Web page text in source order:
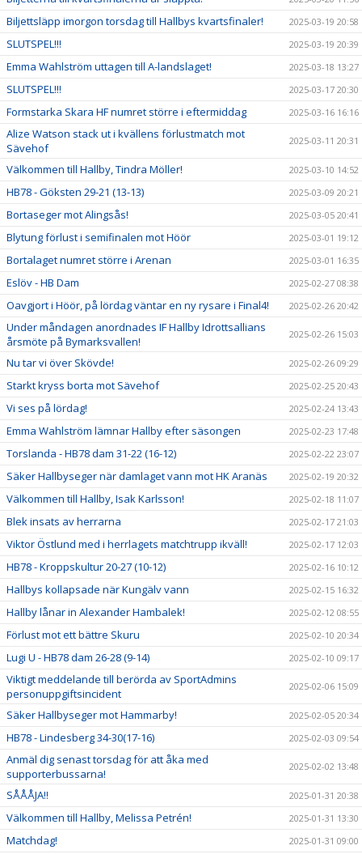
Biljettsläpp imorgon torsdag till Hallbys kvartsfinaler! 2025-03-19 20:58
SLUTSPEL!!! 2025-03-19 20:39
Emma Wahlström uttagen till A-landslaget! 2025-03-18 13:27
SLUTSPEL!!! 2025-03-17 20:30
Formstarka Skara HF numret större i eftermiddag 2025-03-16 16:16
Alize Watson stack ut i kvällens förlustmatch mot
Sävehof
2025-03-11 20:31
Välkommen till Hallby, Tindra Möller! 2025-03-10 14:52
HB78 - Göksten 29-21 (13-13) 2025-03-09 20:21
Bortaseger mot Alingsås! 2025-03-05 20:41
Blytung förlust i semifinalen mot Höör 2025-03-01 19:12
Bortalaget numret större i Arenan 2025-03-01 16:35
Eslöv - HB Dam 2025-02-27 08:38
Oavgjort i Höör, på lördag väntar en ny rysare i Final4! 2025-02-26 20:42
Under måndagen anordnades IF Hallby Idrottsallians
årsmöte på Bymarksvallen!
2025-02-26 15:03
Nu tar vi över Skövde! 2025-02-26 09:29
Starkt kryss borta mot Sävehof 2025-02-25 20:43
Vi ses på lördag! 2025-02-24 13:43
Emma Wahlström lämnar Hallby efter säsongen 2025-02-23 17:48
Torslanda - HB78 dam 31-22 (16-12) 2025-02-22 23:07
Säker Hallbyseger när damlaget vann mot HK Aranäs 2025-02-19 20:32
Välkommen till Hallby, Isak Karlsson! 2025-02-18 11:07
Blek insats av herrarna 2025-02-17 21:03
Viktor Östlund med i herrlagets matchtrupp ikväll! 2025-02-17 12:03
HB78 - Kroppskultur 20-27 (10-12) 2025-02-16 10:12
Hallbys kollapsade när Kungälv vann 2025-02-15 16:32
Hallby lånar in Alexander Hambalek! 2025-02-12 08:55
Förlust mot ett bättre Skuru 2025-02-10 20:34
Lugi U - HB78 dam 26-28 (9-14) 2025-02-10 09:17
Viktigt meddelande till berörda av SportAdmins
personuppgiftsincident
2025-02-06 15:09
Säker Hallbyseger mot Hammarby! 2025-02-05 20:34
HB78 - Lindesberg 34-30(17-16) 2025-02-03 09:54
Anmäl dig senast torsdag för att åka med
supporterbussarna!
2025-02-02 13:48
SÅÅÅJA!! 2025-01-31 20:38
Välkommen till Hallby, Melissa Petrén! 2025-01-31 13:30
Matchdag! 2025-01-31 09:00